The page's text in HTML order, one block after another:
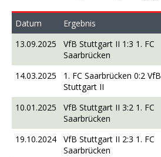
Datum Ergebnis
13.09.2025
VfB Stuttgart II 1:3 1. FC
Saarbrücken
14.03.2025
1. FC Saarbrücken 0:2 VfB
Stuttgart II
10.01.2025
VfB Stuttgart II 3:2 1. FC
Saarbrücken
19.10.2024
VfB Stuttgart II 2:3 1. FC
Saarbrücken